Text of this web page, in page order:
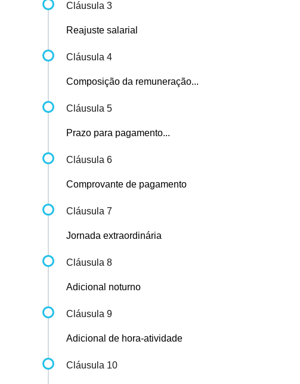
Cláusula 3
Reajuste salarial
Cláusula 4
Composição da remuneração...
Cláusula 5
Prazo para pagamento...
Cláusula 6
Comprovante de pagamento
Cláusula 7
Jornada extraordinária
Cláusula 8
Adicional noturno
Cláusula 9
Adicional de hora-atividade
Cláusula 10